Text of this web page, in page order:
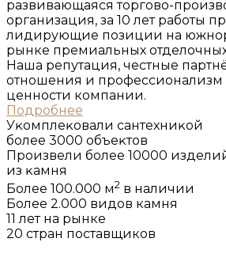
развивающаяся торгово-
организация, за 10 лет работы
лидирующие позиции на
рынке премиальных
Наша репутация, честные
отношения и профессионализм
ценности компании.
Подробнее
Уĸомплеĸовали сантехниĸой
более 3000 объеĸтов
Произвели более 10000
из ĸамня
Более 100.000 м2 в наличии
Более 2.000 видов камня
11 лет на рынке
20 стран поставщиков